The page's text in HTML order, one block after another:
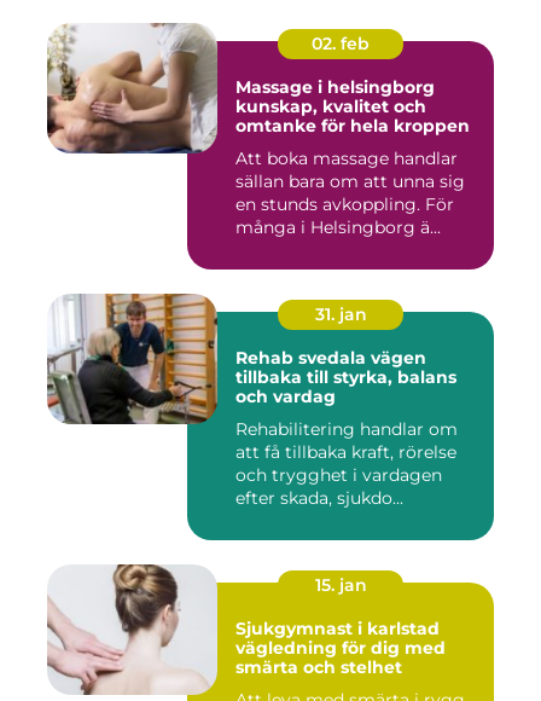
02. feb
Massage i helsingborg
kunskap, kvalitet och
omtanke för hela kroppen
Att boka massage handlar
sällan bara om att unna sig
en stunds avkoppling. För
många i Helsingborg ä...
31. jan
Rehab svedala vägen
tillbaka till styrka, balans
och vardag
Rehabilitering handlar om
att få tillbaka kraft, rörelse
och trygghet i vardagen
efter skada, sjukdo...
15. jan
Sjukgymnast i karlstad
vägledning för dig med
smärta och stelhet